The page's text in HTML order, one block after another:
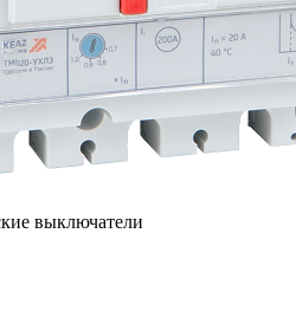
выключатели